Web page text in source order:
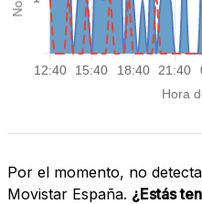
Por el momento, no
Movistar España. ¿Estás